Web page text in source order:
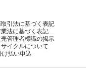
引法に基づく表記
法に基づく表記
管理者標識の掲示
イクルについて
け払い申込